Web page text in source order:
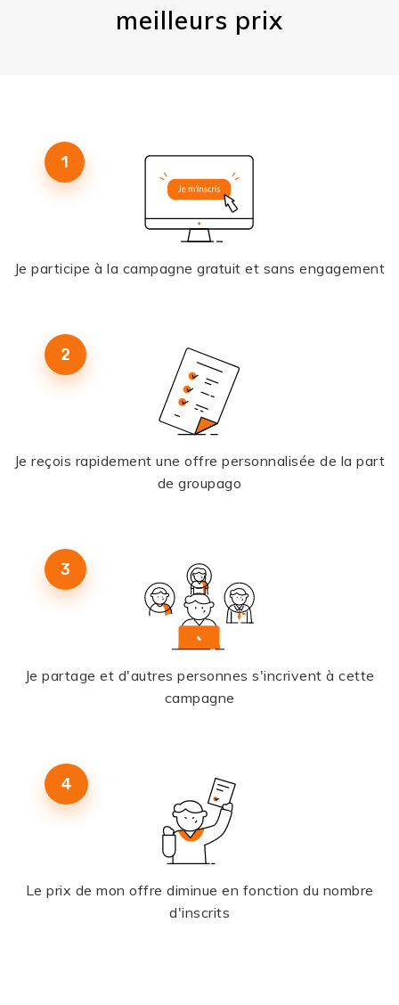
meilleurs prix
1
Je participe à la campagne gratuit et sans engagement
2
Je reçois rapidement une offre personnalisée de la part
de groupago
3
Je partage et d'autres personnes s'incrivent à cette
campagne
4
Le prix de mon offre diminue en fonction du nombre
d'inscrits